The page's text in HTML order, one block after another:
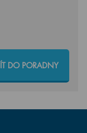
DO PORADNY